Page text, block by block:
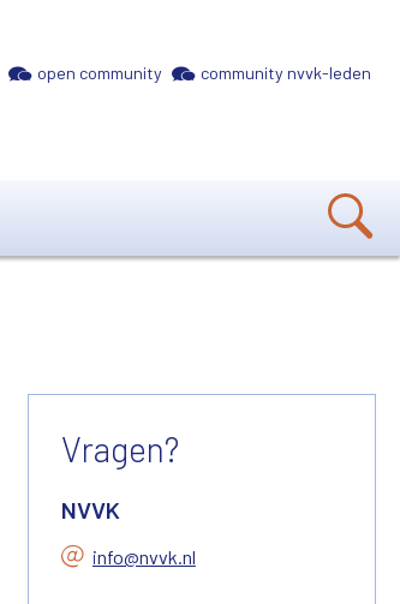
open community community nvvk-leden
Vragen?
NVVK
info@nvvk.nl